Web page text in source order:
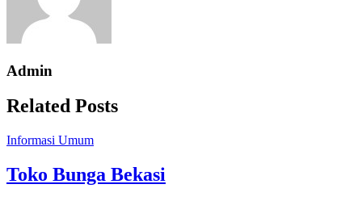
Admin
Related Posts
Informasi Umum
Toko Bunga Bekasi